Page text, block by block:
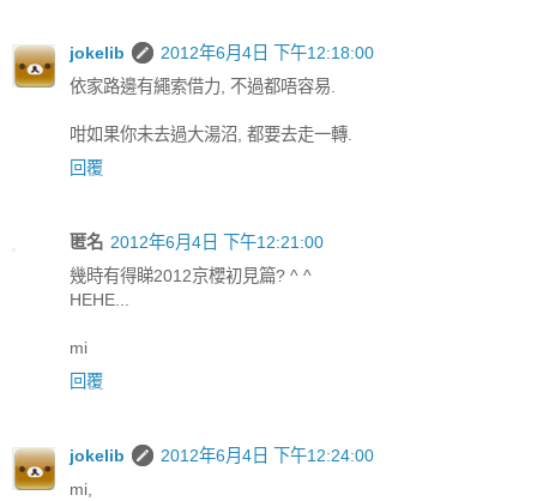
jokelib
2012年6月4日 下午12:18:00
依家路邊有繩索借力, 不過都唔容易.
咁如果你未去過大湯沼, 都要去走一轉.
回覆
匿名 2012年6月4日 下午12:21:00
幾時有得睇2012京櫻初見篇? ^ ^
HEHE...
mi
回覆
jokelib
2012年6月4日 下午12:24:00
mi,